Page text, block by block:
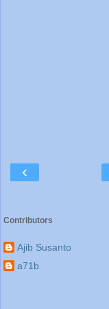
‹
Contributors
Ajib Susanto
a71b